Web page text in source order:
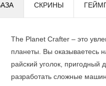
СКРИНЫ
The Planet Crafter – это
планеты. Вы оказываетесь
райский уголок, пригодный
разработать сложные